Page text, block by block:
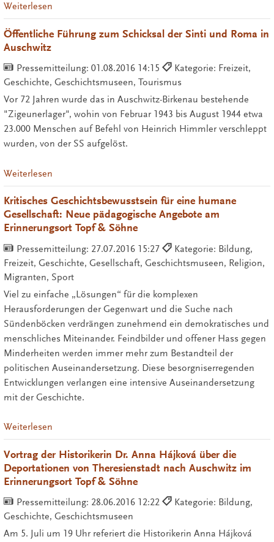
Weiterlesen
Öffentliche Führung zum Schicksal der Sinti und Roma in
Auschwitz
Pressemitteilung: 01.08.2016 14:15
Kategorie: Freizeit,
Geschichte, Geschichtsmuseen, Tourismus
Vor 72 Jahren wurde das in Auschwitz-Birkenau bestehende
"Zigeunerlager", wohin von Februar 1943 bis August 1944 etwa
23.000 Menschen auf Befehl von Heinrich Himmler verschleppt
wurden, von der SS aufgelöst.
Weiterlesen
Kritisches Geschichtsbewusstsein für eine humane
Gesellschaft: Neue pädagogische Angebote am
Erinnerungsort Topf & Söhne
Pressemitteilung: 27.07.2016 15:27
Kategorie: Bildung,
Freizeit, Geschichte, Gesellschaft, Geschichtsmuseen, Religion,
Migranten, Sport
Viel zu einfache „Lösungen“ für die komplexen
Herausforderungen der Gegenwart und die Suche nach
Sündenböcken verdrängen zunehmend ein demokratisches und
menschliches Miteinander. Feindbilder und offener Hass gegen
Minderheiten werden immer mehr zum Bestandteil der
politischen Auseinandersetzung. Diese besorgniserregenden
Entwicklungen verlangen eine intensive Auseinandersetzung
mit der Geschichte.
Weiterlesen
Vortrag der Historikerin Dr. Anna Hájková über die
Deportationen von Theresienstadt nach Auschwitz im
Erinnerungsort Topf & Söhne
Pressemitteilung: 28.06.2016 12:22
Kategorie: Bildung,
Geschichte, Geschichtsmuseen
Am 5. Juli um 19 Uhr referiert die Historikerin Anna Hájková